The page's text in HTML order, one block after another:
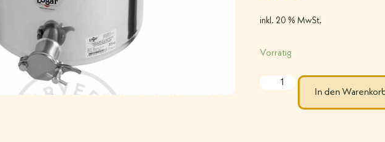
inkl. 20 % MwSt.
Vorrätig
In den